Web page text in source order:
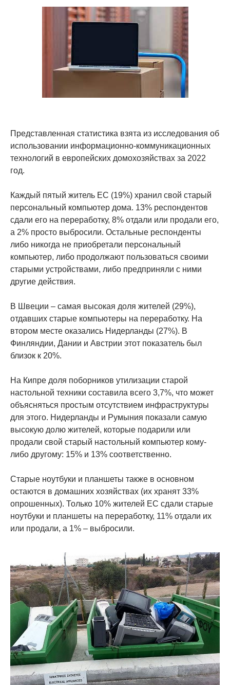
Представленная статистика взята из исследования об
использовании информационно-коммуникационных
технологий в европейских домохозяйствах за 2022
год.
Каждый пятый житель ЕС (19%) хранил свой старый
персональный компьютер дома. 13% респондентов
сдали его на переработку, 8% отдали или продали его,
а 2% просто выбросили. Остальные респонденты
либо никогда не приобретали персональный
компьютер, либо продолжают пользоваться своими
старыми устройствами, либо предприняли с ними
другие действия.
В Швеции – самая высокая доля жителей (29%),
отдавших старые компьютеры на переработку. На
втором месте оказались Нидерланды (27%). В
Финляндии, Дании и Австрии этот показатель был
близок к 20%.
На Кипре доля поборников утилизации старой
настольной техники составила всего 3,7%, что может
объясняться простым отсутствием инфраструктуры
для этого. Нидерланды и Румыния показали самую
высокую долю жителей, которые подарили или
продали свой старый настольный компьютер кому-
либо другому: 15% и 13% соответственно.
Старые ноутбуки и планшеты также в основном
остаются в домашних хозяйствах (их хранят 33%
опрошенных). Только 10% жителей ЕС сдали старые
ноутбуки и планшеты на переработку, 11% отдали их
или продали, а 1% – выбросили.